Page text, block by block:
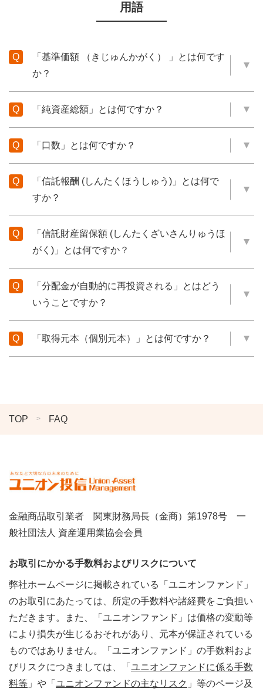
用語
「基準価額 （きじゅんかがく） 」とは何です
か？
「純資産総額」とは何ですか？
「口数」とは何ですか？
「信託報酬 (しんたくほうしゅう)」とは何で
すか？
「信託財産留保額 (しんたくざいさんりゅうほ
がく)」とは何ですか？
「分配金が自動的に再投資される」とはどう
いうことですか？
「取得元本（個別元本）」とは何ですか？
TOP FAQ
金融商品取引業者 関東財務局長（金商）第1978号 一
般社団法人 資産運用業協会会員
お取引にかかる手数料およびリスクについて
弊社ホームページに掲載されている「ユニオンファンド」
のお取引にあたっては、所定の手数料や諸経費をご負担い
ただきます。また、「ユニオンファンド」は価格の変動等
により損失が生じるおそれがあり、元本が保証されている
ものではありません。「ユニオンファンド」の手数料およ
びリスクにつきましては、「 ユニオンファンドに係る手数
料等 」や「 ユニオンファンドの主なリスク 」等のページ及